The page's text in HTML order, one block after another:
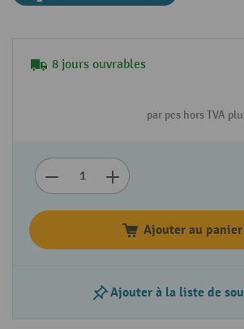
8 jours ouvrables
par pcs hors TVA
Ajouter au panier
Ajouter à la liste de